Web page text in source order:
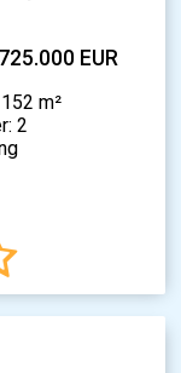
725.000 EUR
m²
2